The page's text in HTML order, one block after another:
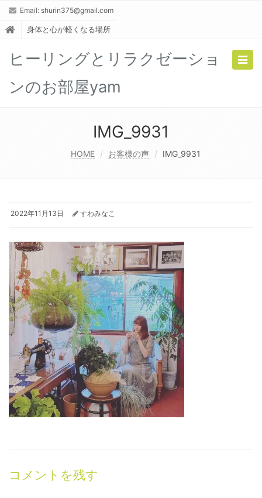
Email: shurin375@gmail.com
身体と心が軽くなる場所
ヒーリングとリラクゼーショ
ンのお部屋yam
IMG_9931
HOME お客様の声 IMG_9931
2022年11月13日 すわみなこ
コメントを残す